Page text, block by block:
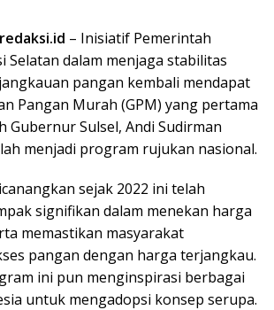
– Inisiatif Pemerintah
Selatan dalam menjaga stabilitas
pangan kembali mendapat
Pangan Murah (GPM) yang pertama
Gubernur Sulsel, Andi Sudirman
menjadi program rujukan nasional.
sejak 2022 ini telah
signifikan dalam menekan harga
memastikan masyarakat
pangan dengan harga terjangkau.
ini pun menginspirasi berbagai
untuk mengadopsi konsep serupa.